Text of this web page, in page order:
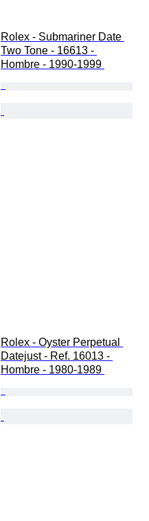
Rolex - Submariner Date
Two Tone - 16613 -
Hombre - 1990-1999
Rolex - Oyster Perpetual
Datejust - Ref. 16013 -
Hombre - 1980-1989